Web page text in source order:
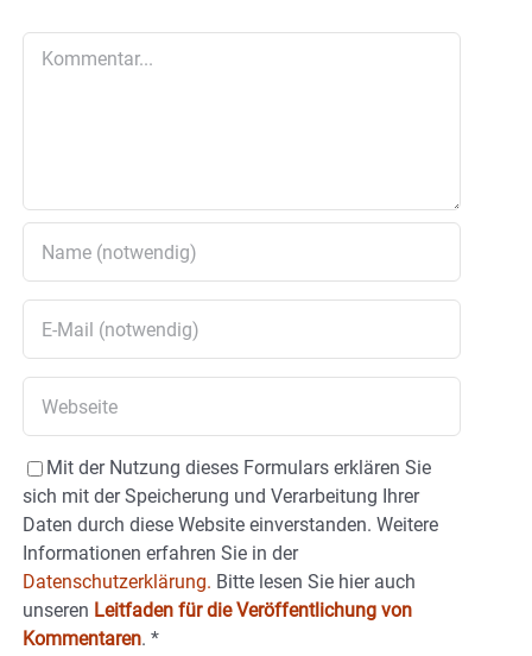
Mit der Nutzung dieses Formulars erklären Sie
sich mit der Speicherung und Verarbeitung Ihrer
Daten durch diese Website einverstanden. Weitere
Informationen erfahren Sie in der
Datenschutzerklärung. Bitte lesen Sie hier auch
unseren Leitfaden für die Veröffentlichung von
Kommentaren. *